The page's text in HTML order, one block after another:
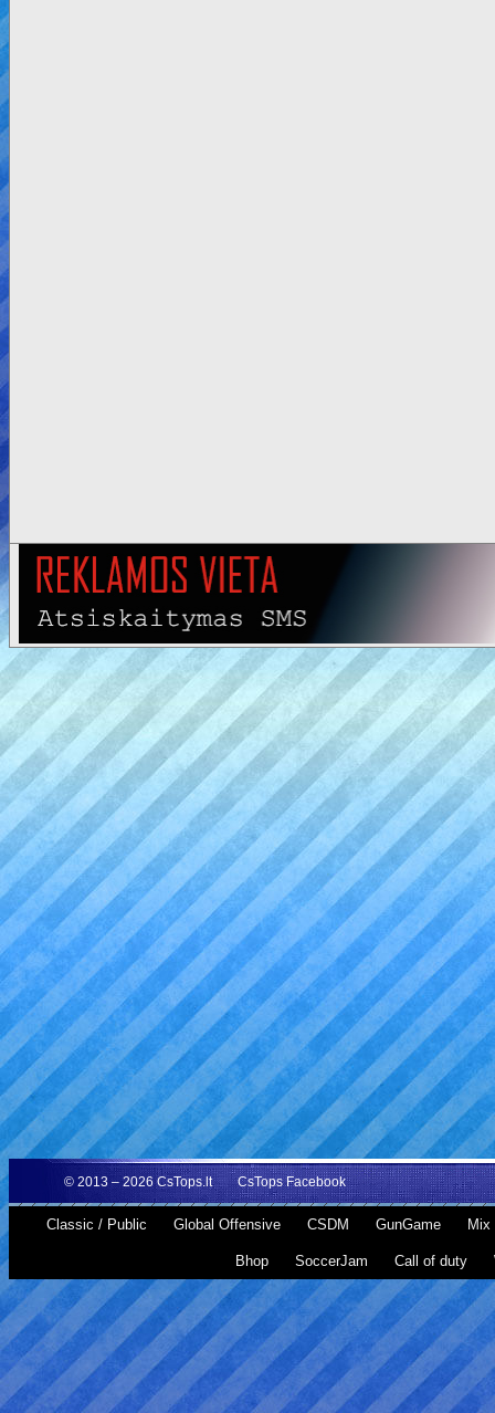
© 2013 – 2026 CsTops.lt CsTops Facebook
Classic / Public Global Offensive CSDM GunGame Mix
Bhop SoccerJam Call of duty